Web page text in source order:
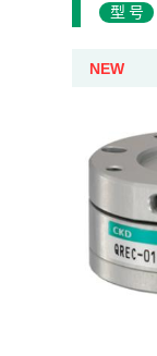
型号
NEW